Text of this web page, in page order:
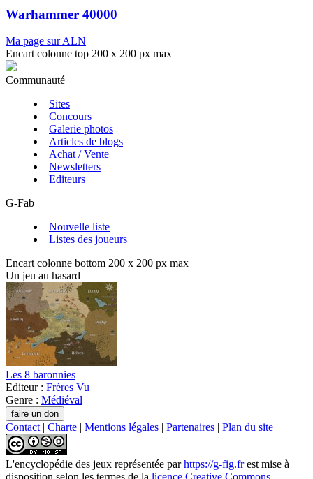
Warhammer 40000
Ma page sur ALN
Encart colonne top 200 x 200 px max
Communauté
Sites
Concours
Galerie photos
Articles de blogs
Achat / Vente
Newsletters
Editeurs
G-Fab
Nouvelle liste
Listes des joueurs
Encart colonne bottom 200 x 200 px max
Un jeu au hasard
Les 8 baronnies
Editeur : Frères Vu
Genre : Médiéval
Contact | Charte | Mentions légales | Partenaires | Plan du site
L'encyclopédie des jeux représentée parhttps://g-fig.frest mise à